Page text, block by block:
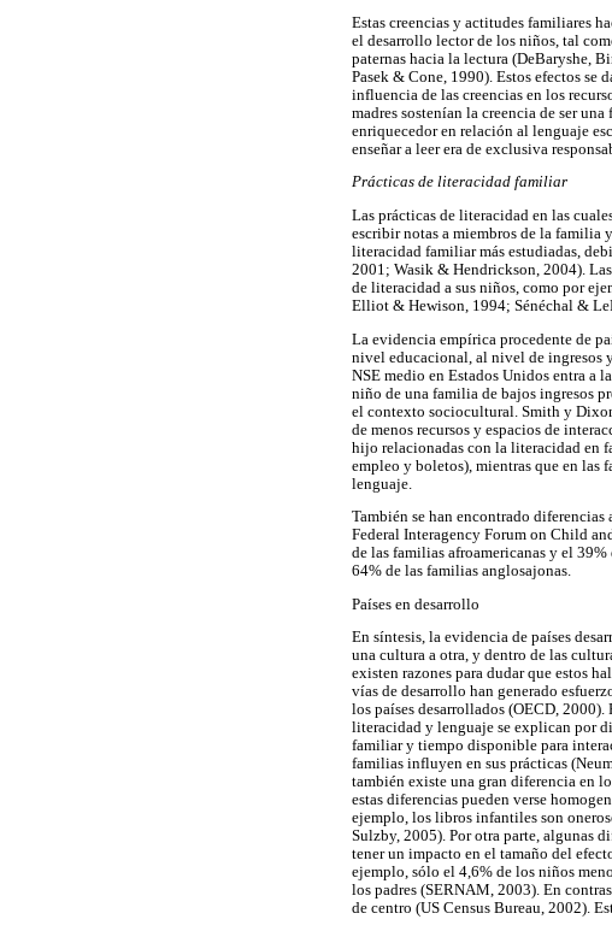
Estas creencias y actitudes familiares
el desarrollo lector de los niños, tal
paternas hacia la lectura (DeBaryshe,
Pasek & Cone, 1990). Estos efectos se
influencia de las creencias en los
madres sostenían la creencia de ser
enriquecedor en relación al lenguaje
enseñar a leer era de exclusiva
Prácticas de literacidad familiar
Las prácticas de literacidad en las
escribir notas a miembros de la familia
literacidad familiar más estudiadas,
2001; Wasik & Hendrickson, 2004).
de literacidad a sus niños, como por
Elliot & Hewison, 1994; Sénéchal &
La evidencia empírica procedente de
nivel educacional, al nivel de ingresos
NSE medio en Estados Unidos entra a
niño de una familia de bajos ingresos
el contexto sociocultural. Smith y
de menos recursos y espacios de
hijo relacionadas con la literacidad en
empleo y boletos), mientras que en las
lenguaje.
También se han encontrado
Federal Interagency Forum on Child
de las familias afroamericanas y el
64% de las familias anglosajonas.
Países en desarrollo
En síntesis, la evidencia de países
una cultura a otra, y dentro de las
existen razones para dudar que estos
vías de desarrollo han generado
los países desarrollados (OECD,
literacidad y lenguaje se explican por
familiar y tiempo disponible para
familias influyen en sus prácticas
también existe una gran diferencia en
estas diferencias pueden verse
ejemplo, los libros infantiles son
Sulzby, 2005). Por otra parte, algunas
tener un impacto en el tamaño del
ejemplo, sólo el 4,6% de los niños
los padres (SERNAM, 2003). En
de centro (US Census Bureau, 2002).